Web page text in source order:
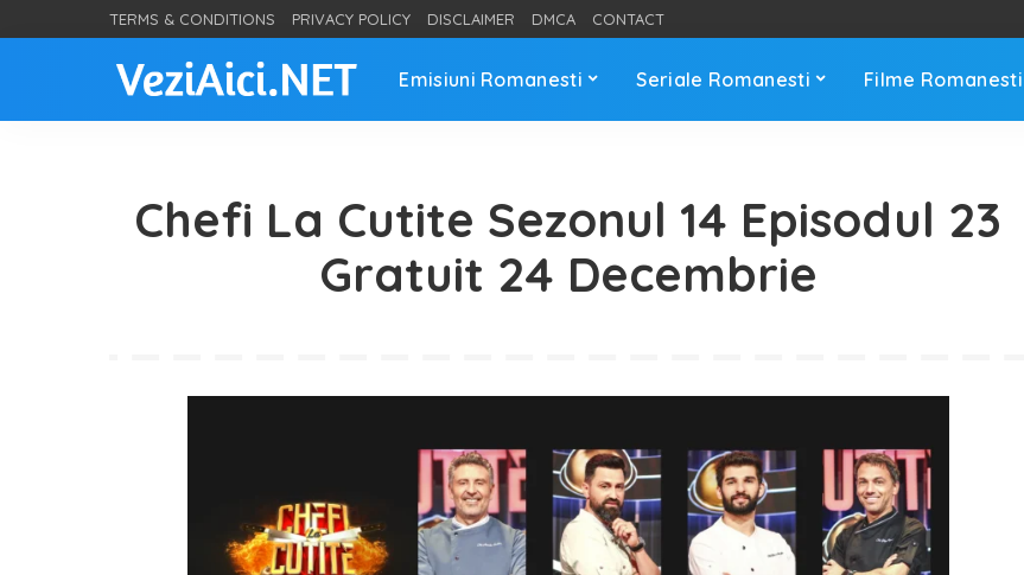
TERMS & CONDITIONS PRIVACY POLICY DISCLAIMER DMCA CONTACT
Emisiuni Romanesti Seriale Romanesti Filme Romanesti
Chefi La Cutite Sezonul 14 Episodul 23
Gratuit 24 Decembrie